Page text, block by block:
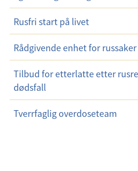
Rusfri start på livet
Rådgivende enhet for russaker
Tilbud for etterlatte etter
dødsfall
Tverrfaglig overdoseteam